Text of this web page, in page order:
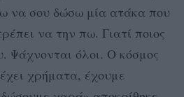
να σου δώσω μία ατάκα που
να την πω. Γιατί ποιος
Ψάχνονται όλοι. Ο κόσμος
χρήματα, έχουμε